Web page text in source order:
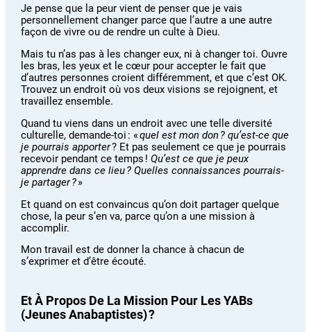
Je pense que la peur vient de penser que je vais
personnellement changer parce que l’autre a une autre
façon de vivre ou de rendre un culte à Dieu.
Mais tu n’as pas à les changer eux, ni à changer toi. Ouvre
les bras, les yeux et le cœur pour accepter le fait que
d’autres personnes croient différemment, et que c’est OK.
Trouvez un endroit où vos deux visions se rejoignent, et
travaillez ensemble.
Quand tu viens dans un endroit avec une telle diversité
culturelle, demande-toi : «quel est mon don ? qu’est-ce que
je pourrais apporter? Et pas seulement ce que je pourrais
recevoir pendant ce temps ! Qu’est ce que je peux
apprendre dans ce lieu ? Quelles connaissances pourrais-
je partager ?»
Et quand on est convaincus qu’on doit partager quelque
chose, la peur s’en va, parce qu’on a une mission à
accomplir.
Mon travail est de donner la chance à chacun de
s’exprimer et d’être écouté.
Et À Propos De La Mission Pour Les YABs
(Jeunes Anabaptistes) ?